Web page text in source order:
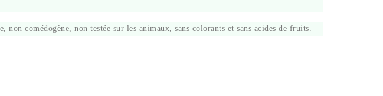
comédogène, non testée sur les animaux, sans colorants et sans acides de fruits.